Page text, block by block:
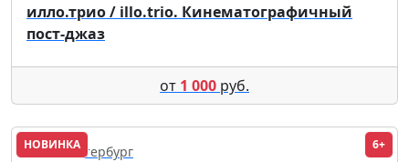
илло.трио / illo.trio. Кинематографичный
пост-джаз
от 1 000 руб.
НОВИНКА 6+
Санкт-Петербург